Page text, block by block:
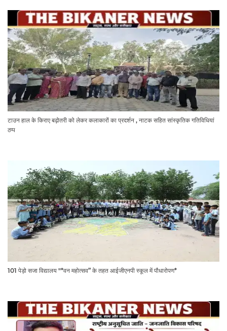
टाउन हाल के किराए बढ़ोतरी को लेकर कलाकारों का प्रदर्शन , नाटक सहित सांस्कृतिक गतिविधियां
ठप्प
101 पेड़ो सजा विद्यालय "*वन महोत्सव” के तहत आईजीएनपी स्कूल में पौधारोपण*